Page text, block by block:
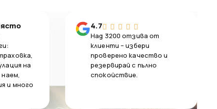
на
и много
4.7
Над 3200 отзива от
клиенти – избери
проверено качество и
резервирай с пълно
спокойствие.